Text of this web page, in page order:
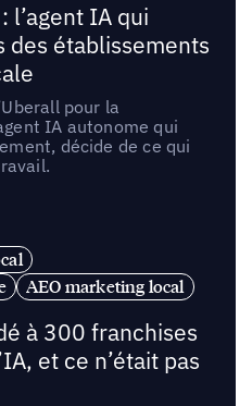
l’agent IA qui
des établissements
pour la
IA autonome qui
décide de ce qui
AEO marketing local
à 300 franchises
et ce n’était pas